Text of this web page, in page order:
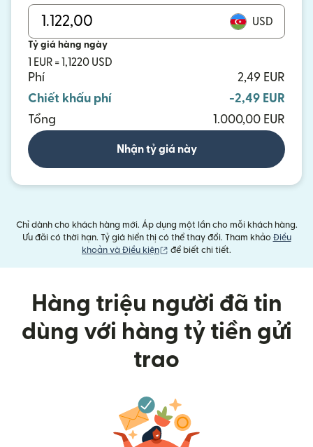
USD
Tỷ giá hàng ngày
1 EUR = 1,1220 USD
Phí
2,49 EUR
Chiết khấu phí
-2,49 EUR
Tổng
1.000,00 EUR
Nhận tỷ giá này
Chỉ dành cho khách hàng mới. Áp dụng một lần cho mỗi khách hàng.
Ưu đãi có thời hạn. Tỷ giá hiển thị có thể thay đổi. Tham khảo Điều
khoản và Điều kiện
(mở trong cửa sổ mới)
để biết chi tiết.
Hàng triệu người đã tin
dùng với hàng tỷ tiền gửi
trao